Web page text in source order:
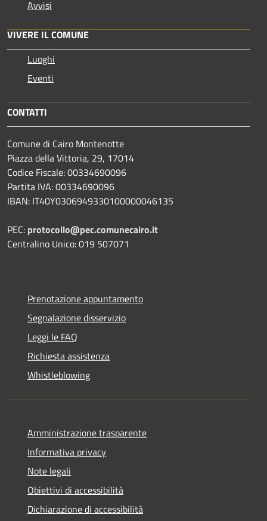
Avvisi
VIVERE IL COMUNE
Luoghi
Eventi
CONTATTI
Comune di Cairo Montenotte
Piazza della Vittoria, 29, 17014
Codice Fiscale: 00334690096
Partita IVA: 00334690096
IBAN: IT40Y0306949330100000046135
PEC: protocollo@pec.comunecairo.it
Centralino Unico: 019 507071
Prenotazione appuntamento
Segnalazione disservizio
Leggi le FAQ
Richiesta assistenza
Whistleblowing
Amministrazione trasparente
Informativa privacy
Note legali
Obiettivi di accessibilità
Dichiarazione di accessibilità